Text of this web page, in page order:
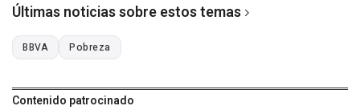
Últimas noticias sobre estos temas
BBVA Pobreza
Contenido patrocinado